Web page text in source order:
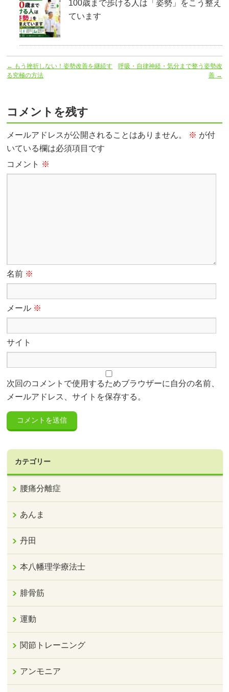
100歳まで歩ける人は「姿勢」をこう整え
ています
← もう挫折しない！姿勢改善を継続す
る究極の方法
呼吸・自律神経・気分まで整う姿勢改
善 →
コメントを残す
メールアドレスが公開されることはありません。 ※ が付
いている欄は必須項目です
コメント ※
名前 ※
メール ※
サイト
次回のコメントで使用するためブラウザーに自分の名前、
メールアドレス、サイトを保存する。
カテゴリー
腰痛分離症
あんま
丹田
本八幡理学療法士
腓骨筋
運動
関節トレーニング
アンモニア